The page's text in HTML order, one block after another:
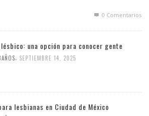
0 Comentarios
una opción para conocer gente
, SEPTIEMBRE 14, 2025
lesbianas en Ciudad de México